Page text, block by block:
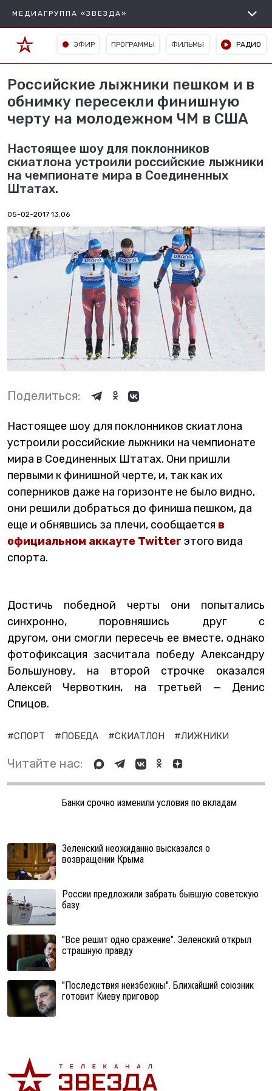
МЕДИАГРУППА «ЗВЕЗДА»
ЭФИР ПРОГРАММЫ ФИЛЬМЫ РАДИО
Российские лыжники пешком и в
обнимку пересекли финишную
черту на молодежном ЧМ в США
Настоящее шоу для поклонников
скиатлона устроили российские лыжники
на чемпионате мира в Соединенных
Штатах.
05-02-2017 13:06
Поделиться:
Настоящее шоу для поклонников скиатлона
устроили российские лыжники на чемпионате
мира в Соединенных Штатах. Они пришли
первыми к финишной черте, и, так как их
соперников даже на горизонте не было видно,
они решили добраться до финиша пешком, да
еще и обнявшись за плечи, сообщается в
официальном аккауте Twitter этого вида
спорта.
Достичь победной черты они попытались
синхронно, поровняшись друг с
другом, они смогли пересечь ее вместе, однако
фотофиксация засчитала победу Александру
Большунову, на второй строчке оказался
Алексей Червоткин, на третьей — Денис
Спицов.
#СПОРТ #ПОБЕДА #СКИАТЛОН #ЛИЖНИКИ
Читайте нас:
Банки срочно изменили условия по вкладам
Зеленский неожиданно высказался о
возвращении Крыма
России предложили забрать бывшую советскую
базу
"Все решит одно сражение". Зеленский открыл
страшную правду
"Последствия неизбежны". Ближайший союзник
готовит Киеву приговор